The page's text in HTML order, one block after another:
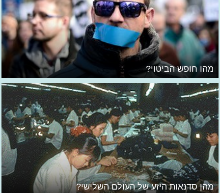
מהו חופש הביטוי?
מהן סדנאות היזע של העולם השלישי?